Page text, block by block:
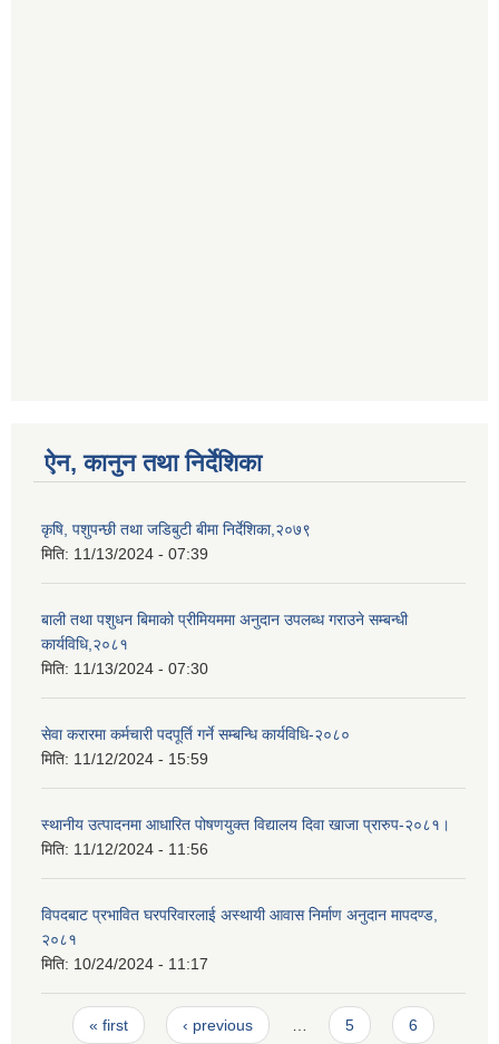
ऐन, कानुन तथा निर्देशिका
कृषि, पशुपन्छी तथा जडिबुटी बीमा निर्देशिका,२०७९
मिति: 11/13/2024 - 07:39
बाली तथा पशुधन बिमाको प्रीमियममा अनुदान उपलब्ध गराउने सम्बन्धी
कार्यविधि,२०८१
मिति: 11/13/2024 - 07:30
सेवा करारमा कर्मचारी पदपूर्ति गर्ने सम्बन्धि कार्यविधि-२०८०
मिति: 11/12/2024 - 15:59
स्थानीय उत्पादनमा आधारित पोषणयुक्त विद्यालय दिवा खाजा प्रारुप-२०८१।
मिति: 11/12/2024 - 11:56
विपदबाट प्रभावित घरपरिवारलाई अस्थायी आवास निर्माण अनुदान मापदण्ड,
२०८१
मिति: 10/24/2024 - 11:17
Pages
« first ‹ previous 5 6